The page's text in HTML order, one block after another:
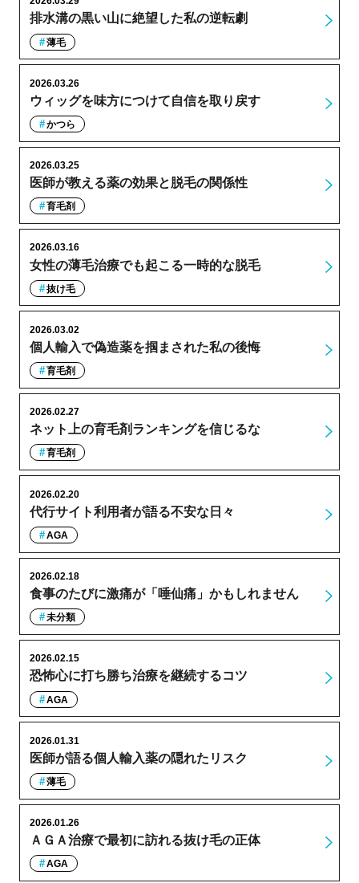
排水溝の黒い山に絶望した私の逆転劇
薄毛
ウィッグを味方につけて自信を取り戻す
2026.03.26
かつら
医師が教える薬の効果と脱毛の関係性
2026.03.25
育毛剤
女性の薄毛治療でも起こる一時的な脱毛
2026.03.16
抜け毛
個人輸入で偽造薬を掴まされた私の後悔
2026.03.02
育毛剤
ネット上の育毛剤ランキングを信じるな
2026.02.27
育毛剤
代行サイト利用者が語る不安な日々
2026.02.20
AGA
食事のたびに激痛が「唾仙痛」かもしれません
2026.02.18
未分類
恐怖心に打ち勝ち治療を継続するコツ
2026.02.15
AGA
医師が語る個人輸入薬の隠れたリスク
2026.01.31
薄毛
ＡＧＡ治療で最初に訪れる抜け毛の正体
2026.01.26
AGA